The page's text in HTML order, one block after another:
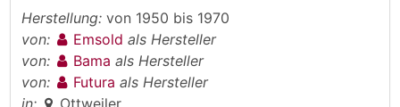
Herstellung: von 1950 bis 1970
von:
Emsold als Hersteller
von:
Bama als Hersteller
von:
Futura als Hersteller